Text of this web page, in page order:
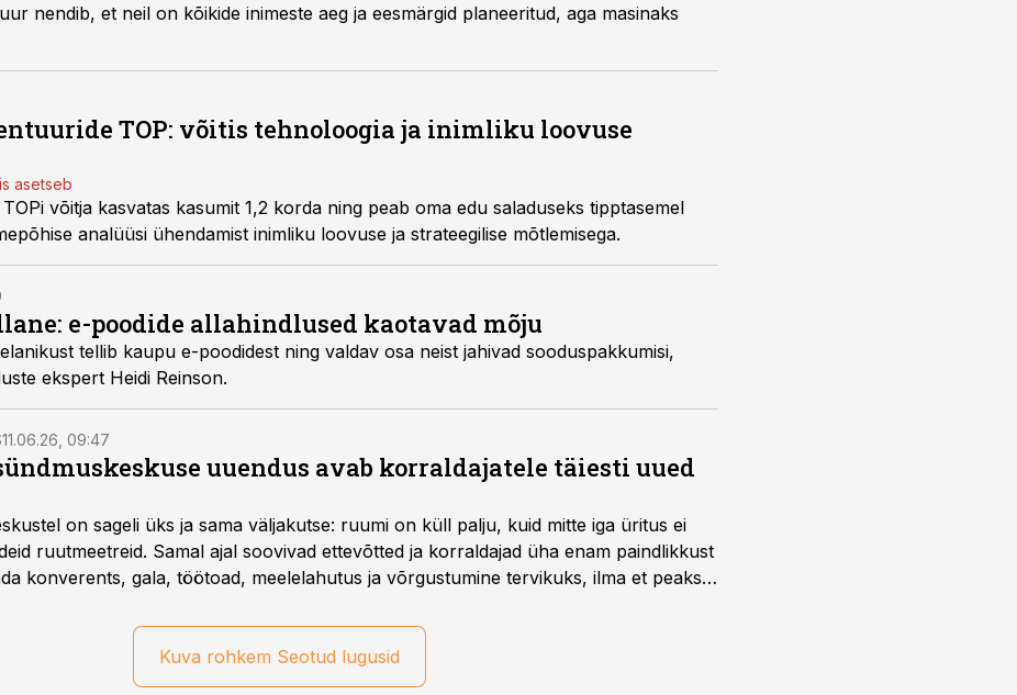
nendib, et neil on kõikide inimeste aeg ja eesmärgid planeeritud, aga masinaks
TOP: võitis tehnoloogia ja inimliku loovuse
asetseb
võitja kasvatas kasumit 1,2 korda ning peab oma edu saladuseks tipptasemel
analüüsi ühendamist inimliku loovuse ja strateegilise mõtlemisega.
e-poodide allahindlused kaotavad mõju
tellib kaupu e-poodidest ning valdav osa neist jahivad sooduspakkumisi,
ekspert Heidi Reinson.
11.06.26, 09:47
uuendus avab korraldajatele täiesti uued
on sageli üks ja sama väljakutse: ruumi on küll palju, kuid mitte iga üritus ei
ruutmeetreid. Samal ajal soovivad ettevõtted ja korraldajad üha enam paindlikkust
konverents, gala, töötoad, meelelahutus ja võrgustumine tervikuks, ilma et peaks
uuendusega, mis pakub senisest oluliselt rohkem lahendusi.
Kuva rohkem Seotud lugusid